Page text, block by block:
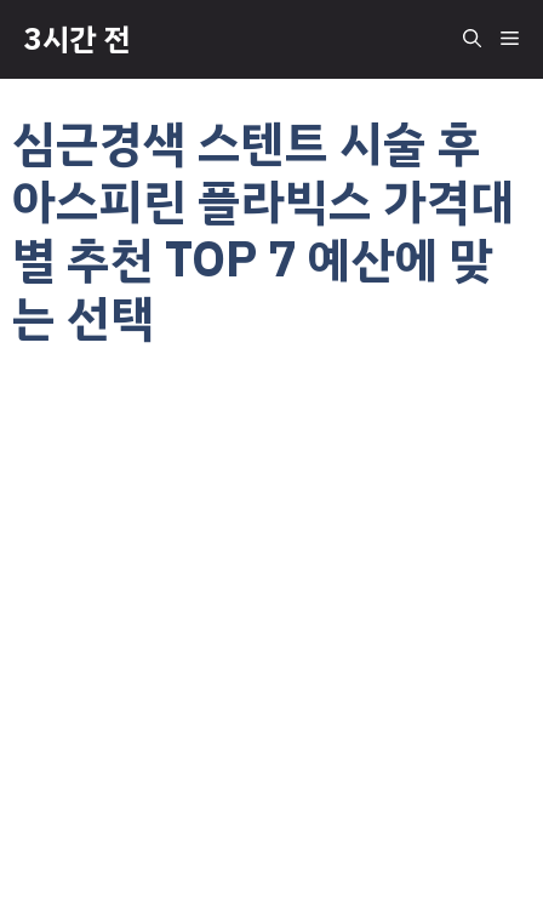
츠
건
뛰
3시간 전 메
심근경색 스텐트 시술 후
아스피린 플라빅스 가격대
별 추천 TOP 7 예산에 맞
는 선택